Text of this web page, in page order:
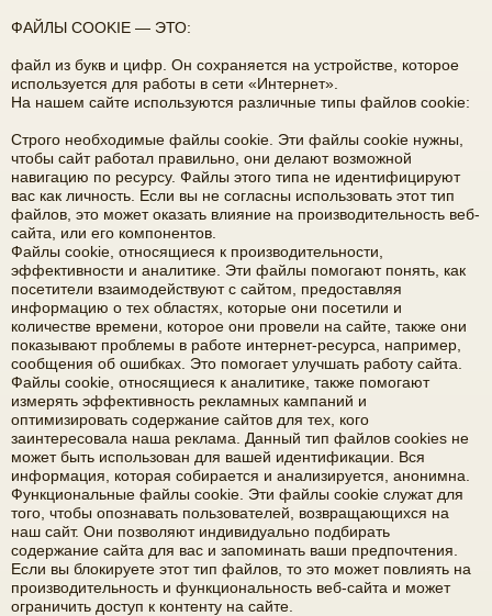
ди
ов
е
ан
"
Q
F.
S
U
ФАЙЛЫ COOKIE — ЭТО:
файл из букв и цифр. Он сохраняется на устройстве, которое
используется для работы в сети «Интернет».
На нашем сайте используются различные типы файлов cookie:
Строго необходимые файлы cookie. Эти файлы cookie нужны,
чтобы сайт работал правильно, они делают возможной
навигацию по ресурсу. Файлы этого типа не идентифицируют
вас как личность. Если вы не согласны использовать этот тип
файлов, это может оказать влияние на производительность веб-
сайта, или его компонентов.
Файлы cookie, относящиеся к производительности,
эффективности и аналитике. Эти файлы помогают понять, как
посетители взаимодействуют с сайтом, предоставляя
информацию о тех областях, которые они посетили и
количестве времени, которое они провели на сайте, также они
показывают проблемы в работе интернет-ресурса, например,
сообщения об ошибках. Это помогает улучшать работу сайта.
Файлы cookie, относящиеся к аналитике, также помогают
измерять эффективность рекламных кампаний и
оптимизировать содержание сайтов для тех, кого
заинтересовала наша реклама. Данный тип файлов cookies не
может быть использован для вашей идентификации. Вся
информация, которая собирается и анализируется, анонимна.
Функциональные файлы cookie. Эти файлы cookie служат для
того, чтобы опознавать пользователей, возвращающихся на
наш сайт. Они позволяют индивидуально подбирать
содержание сайта для вас и запоминать ваши предпочтения.
Если вы блокируете этот тип файлов, то это может повлиять на
производительность и функциональность веб-сайта и может
ограничить доступ к контенту на сайте.